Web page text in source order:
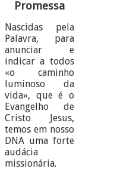
Promessa
Nascidas pela
Palavra, para
anunciar e
indicar a todos
«o caminho
luminoso da
vida», que é o
Evangelho de
Cristo Jesus,
temos em nosso
DNA uma forte
audácia
missionária.